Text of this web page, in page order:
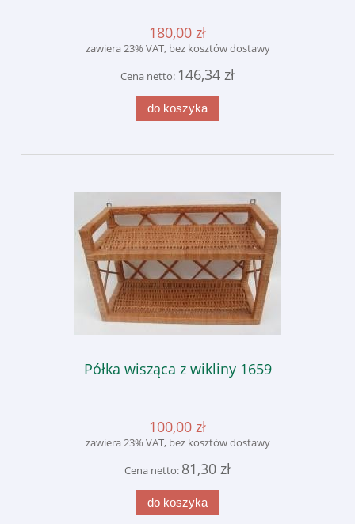
180,00 zł
zawiera 23% VAT, bez kosztów dostawy
Cena netto: 146,34 zł
do koszyka
Półka wisząca z wikliny 1659
100,00 zł
zawiera 23% VAT, bez kosztów dostawy
Cena netto: 81,30 zł
do koszyka